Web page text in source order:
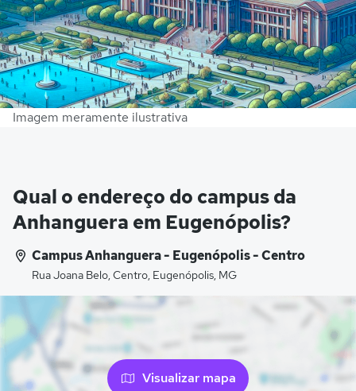
Imagem meramente ilustrativa
Qual o endereço do campus da
Anhanguera em Eugenópolis?
Campus Anhanguera - Eugenópolis - Centro
Rua Joana Belo, Centro, Eugenópolis, MG
Visualizar mapa